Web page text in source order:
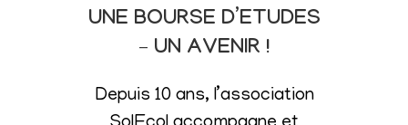
UNE BOURSE D’ETUDES
– UN AVENIR !
Depuis 10 ans, l’association